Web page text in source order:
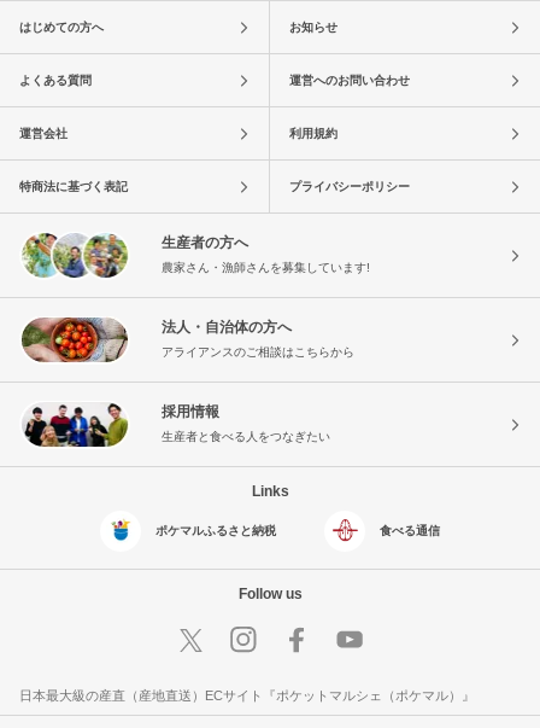
はじめての方へ お知らせ
よくある質問 運営へのお問い合わせ
運営会社 利用規約
特商法に基づく表記 プライバシーポリシー
生産者の方へ
農家さん・漁師さんを募集しています!
法人・自治体の方へ
アライアンスのご相談はこちらから
採用情報
生産者と食べる人をつなぎたい
Links
ポケマルふるさと納税 食べる通信
Follow us
日本最大級の産直（産地直送）ECサイト『ポケットマルシェ（ポケマル）』